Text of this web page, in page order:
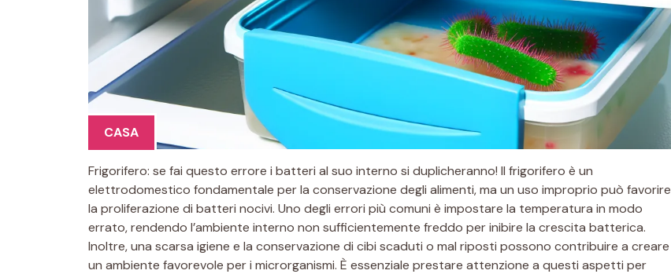
CASA
Frigorifero: se fai questo errore i batteri al suo interno si duplicheranno! Il frigorifero è un
elettrodomestico fondamentale per la conservazione degli alimenti, ma un uso improprio può favorire
la proliferazione di batteri nocivi. Uno degli errori più comuni è impostare la temperatura in modo
errato, rendendo l’ambiente interno non sufficientemente freddo per inibire la crescita batterica.
Inoltre, una scarsa igiene e la conservazione di cibi scaduti o mal riposti possono contribuire a creare
un ambiente favorevole per i microrganismi. È essenziale prestare attenzione a questi aspetti per